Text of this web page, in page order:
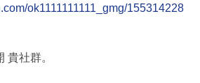
ok1111111111_gmg/155314228
貴社群。